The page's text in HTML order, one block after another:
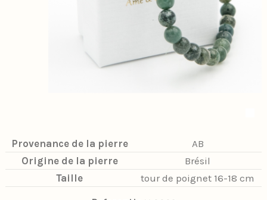
Provenance de la pierre
AB
Origine de la pierre
Brésil
Taille
tour de poignet 16-18 cm